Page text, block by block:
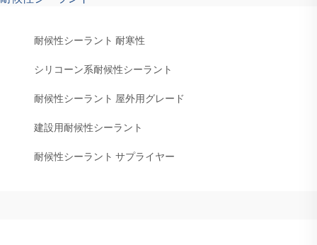
耐候性シーラント 耐寒性
シリコーン系耐候性シーラント
耐候性シーラント 屋外用グレード
建設用耐候性シーラント
耐候性シーラント サプライヤー